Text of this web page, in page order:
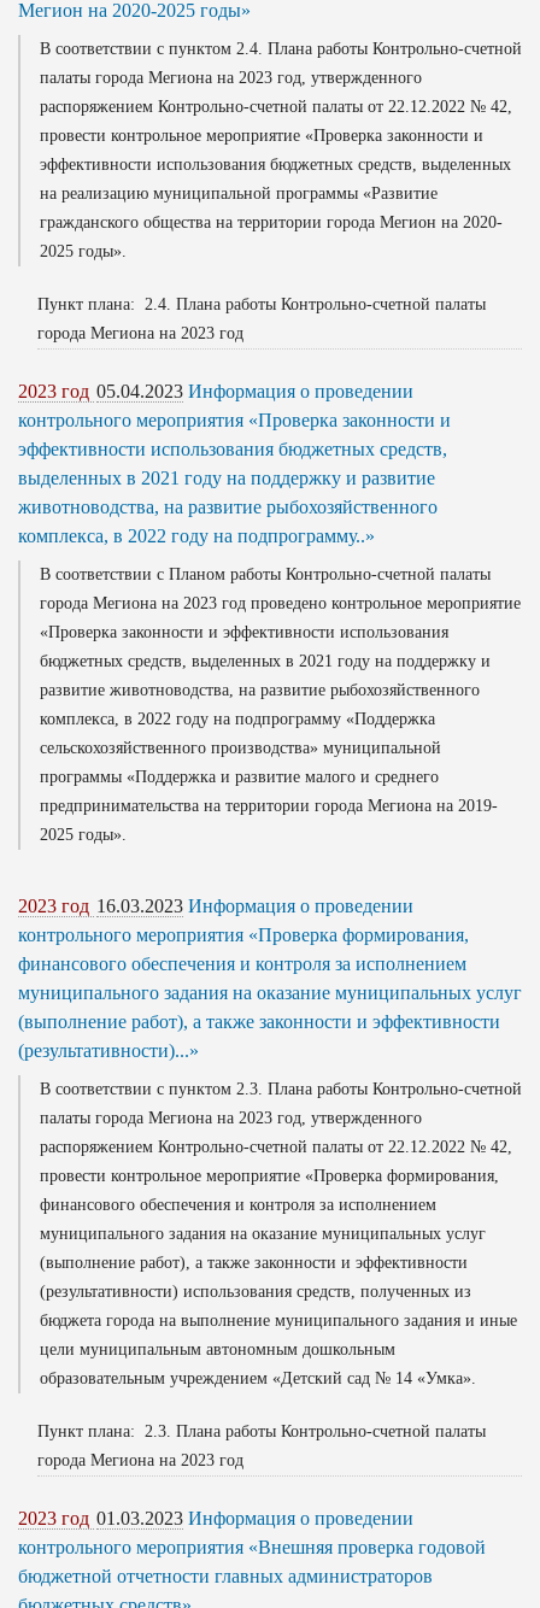
Мегион на 2020-2025 годы»
В соответствии с пунктом 2.4. Плана работы Контрольно-счетной
палаты города Мегиона на 2023 год, утвержденного
распоряжением Контрольно-счетной палаты от 22.12.2022 № 42,
провести контрольное мероприятие «Проверка законности и
эффективности использования бюджетных средств, выделенных
на реализацию муниципальной программы «Развитие
гражданского общества на территории города Мегион на 2020-
2025 годы».
Пункт плана: 2.4. Плана работы Контрольно-счетной палаты
города Мегиона на 2023 год
2023 год 05.04.2023 Информация о проведении
контрольного мероприятия «Проверка законности и
эффективности использования бюджетных средств,
выделенных в 2021 году на поддержку и развитие
животноводства, на развитие рыбохозяйственного
комплекса, в 2022 году на подпрограмму..»
В соответствии с Планом работы Контрольно-счетной палаты
города Мегиона на 2023 год проведено контрольное мероприятие
«Проверка законности и эффективности использования
бюджетных средств, выделенных в 2021 году на поддержку и
развитие животноводства, на развитие рыбохозяйственного
комплекса, в 2022 году на подпрограмму «Поддержка
сельскохозяйственного производства» муниципальной
программы «Поддержка и развитие малого и среднего
предпринимательства на территории города Мегиона на 2019-
2025 годы».
2023 год 16.03.2023 Информация о проведении
контрольного мероприятия «Проверка формирования,
финансового обеспечения и контроля за исполнением
муниципального задания на оказание муниципальных услуг
(выполнение работ), а также законности и эффективности
(результативности)...»
В соответствии с пунктом 2.3. Плана работы Контрольно-счетной
палаты города Мегиона на 2023 год, утвержденного
распоряжением Контрольно-счетной палаты от 22.12.2022 № 42,
провести контрольное мероприятие «Проверка формирования,
финансового обеспечения и контроля за исполнением
муниципального задания на оказание муниципальных услуг
(выполнение работ), а также законности и эффективности
(результативности) использования средств, полученных из
бюджета города на выполнение муниципального задания и иные
цели муниципальным автономным дошкольным
образовательным учреждением «Детский сад № 14 «Умка».
Пункт плана: 2.3. Плана работы Контрольно-счетной палаты
города Мегиона на 2023 год
2023 год 01.03.2023 Информация о проведении
контрольного мероприятия «Внешняя проверка годовой
бюджетной отчетности главных администраторов